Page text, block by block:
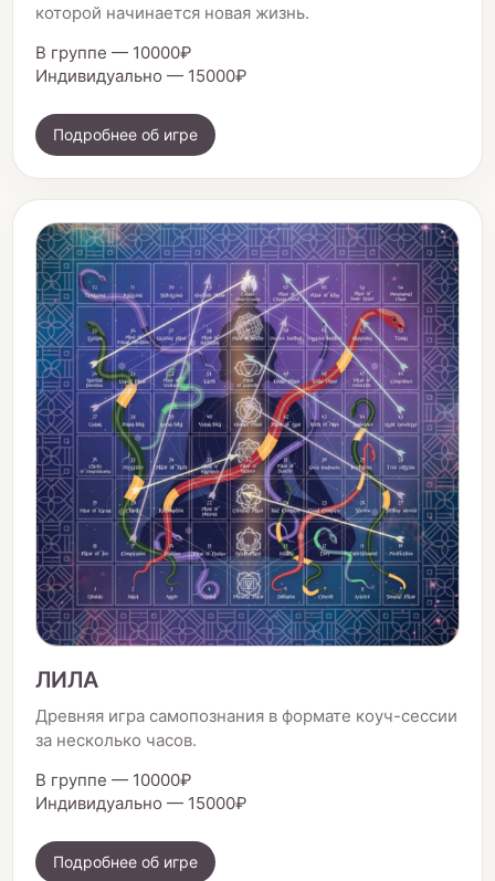
которой начинается новая жизнь.
В группе — 10000₽
Индивидуально — 15000₽
Подробнее об игре
ЛИЛА
Древняя игра самопознания в формате коуч-сессии
за несколько часов.
В группе — 10000₽
Индивидуально — 15000₽
Подробнее об игре